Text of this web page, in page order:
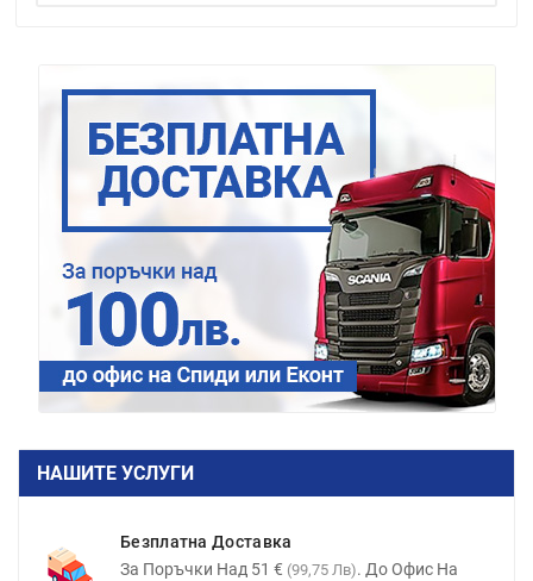
НАШИТЕ УСЛУГИ
Безплатна Доставка
За Поръчки Над 51 € (99,75 Лв). До Офис На